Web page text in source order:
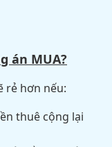
án MUA?
rẻ hơn nếu:
thuê cộng lại